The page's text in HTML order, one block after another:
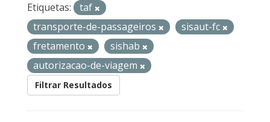
Etiquetas:
taf
transporte-de-passageiros
sisaut-fc
fretamento
sishab
autorizacao-de-viagem
Filtrar Resultados